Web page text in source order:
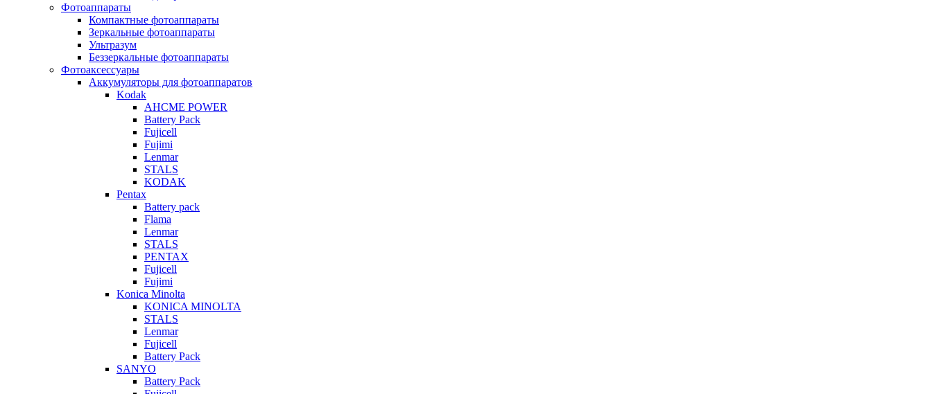
Фотоаппараты
Компактные фотоаппараты
Зеркальные фотоаппараты
Ультразум
Беззеркальные фотоаппараты
Фотоаксессуары
Аккумуляторы для фотоаппаратов
Kodak
AHCME POWER
Battery Pack
Fujicell
Fujimi
Lenmar
STALS
KODAK
Pentax
Battery pack
Flama
Lenmar
STALS
PENTAX
Fujicell
Fujimi
Konica Minolta
KONICA MINOLTA
STALS
Lenmar
Fujicell
Battery Pack
SANYO
Battery Pack